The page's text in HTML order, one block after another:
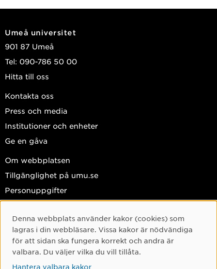
bemärkelse.
Umeå universitet
901 87 Umeå
Tel: 090-786 50 00
Hitta till oss
Kontakta oss
Press och media
Institutioner och enheter
Ge en gåva
Om webbplatsen
Tillgänglighet på umu.se
Personuppgifter
Instagram
TikTok
Cookie-samtycke
Denna webbplats använder kakor (cookies) som
lagras i din webbläsare. Vissa kakor är nödvändiga
för att sidan ska fungera korrekt och andra är
valbara. Du väljer vilka du vill tillåta.
Hantera valbara kakor